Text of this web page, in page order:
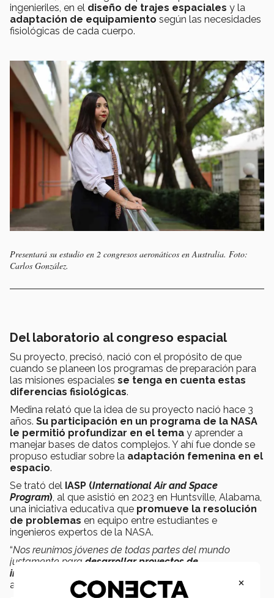
ingenieriles, en el diseño de trajes espaciales y la
adaptación de equipamiento según las necesidades
fisiológicas de cada cuerpo.
Presentará su estudio en 2 congresos aeronáticos en Australia. Foto:
Carlos González.
Del laboratorio al congreso espacial
Su proyecto, precisó, nació con el propósito de que
cuando se planeen los programas de preparación para
las misiones espaciales se tenga en cuenta estas
diferencias fisiológicas.
Medina relató que la idea de su proyecto nació hace 3
años. Su participación en un programa de la NASA
le permitió profundizar en el tema y aprender a
manejar bases de datos complejos. Y ahí fue donde se
propuso estudiar sobre la adaptación femenina en el
espacio.
Se trató del IASP (International Air and Space
Program) , al que asistió en 2023 en Huntsville, Alabama,
una iniciativa educativa que promueve la resolución
de problemas en equipo entre estudiantes e
ingenieros expertos de la NASA.
“Nos reunimos jóvenes de todas partes del mundo
justamente para desarrollar proyectos de
investigación
aquella ocasión.
×